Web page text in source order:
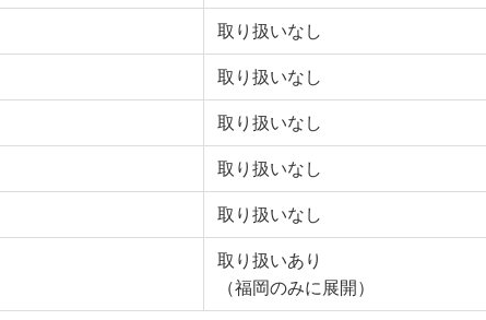
取り扱いなし
取り扱いなし
取り扱いなし
取り扱いなし
取り扱いなし
取り扱いあり
（福岡のみに展開）